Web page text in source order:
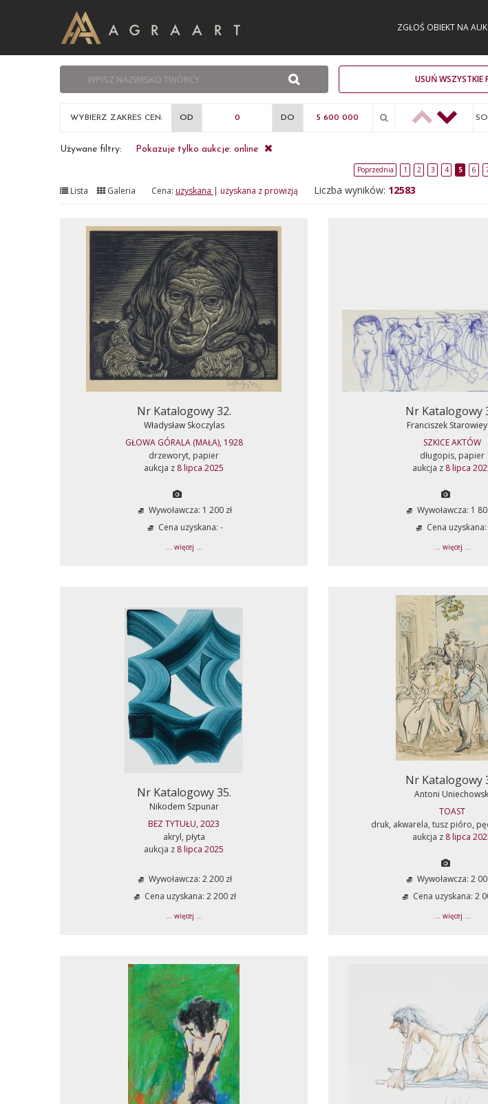
ZGŁOŚ OBIEKT NA
USUŃ WSZYSTKIE
WYBIERZ ZAKRES CEN: OD DO
Używane filtry: Pokazuje tylko aukcje: online
Poprzednia 1 2 3 4 5 6
Lista Galeria Cena: uzyskana | uzyskana z prowizją Liczba wyników: 12583
Nr Katalogowy 32.
Władysław Skoczylas
GŁOWA GÓRALA (MAŁA), 1928
drzeworyt, papier
aukcja z 8 lipca 2025
Wywoławcza: 1 200 zł
Cena uzyskana: -
... więcej ...
Nr Katalogowy
Franciszek
SZKICE AKTÓW
długopis, papier
aukcja z 8 lipca
Wywoławcza: 1
Cena uzyskana:
... więcej ...
Nr Katalogowy 35.
Nikodem Szpunar
BEZ TYTUŁU, 2023
akryl, płyta
aukcja z 8 lipca 2025
Wywoławcza: 2 200 zł
Cena uzyskana: 2 200 zł
... więcej ...
Nr Katalogowy
Antoni
TOAST
druk, akwarela, tusz pióro,
aukcja z 8 lipca
Wywoławcza: 2
Cena uzyskana: 2
... więcej ...